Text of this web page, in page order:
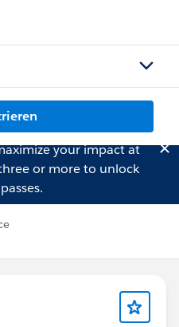
your impact at
or more to unlock